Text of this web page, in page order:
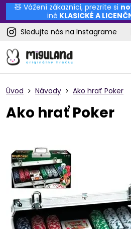
🧸 Vážení zákazníci, prezrite si
iné KLASICKÉ A
Sledujte nás na Instagrame
Úvod Návody Ako hrať Poker
Ako hrať Poker